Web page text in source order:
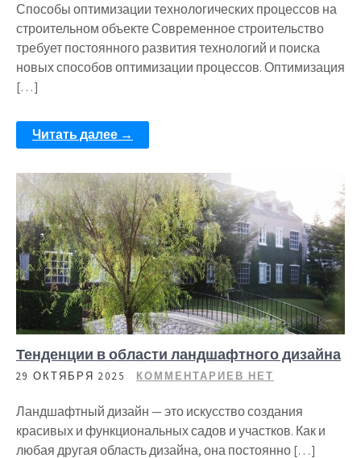
Способы оптимизации технологических процессов на
строительном объекте Современное строительство
требует постоянного развития технологий и поиска
новых способов оптимизации процессов. Оптимизация
[…]
Читать далее →
Тенденции в области ландшафтного дизайна
29 ОКТЯБРЯ 2025 КОММЕНТАРИЕВ НЕТ
Ландшафтный дизайн — это искусство создания
красивых и функциональных садов и участков. Как и
любая другая область дизайна, она постоянно […]